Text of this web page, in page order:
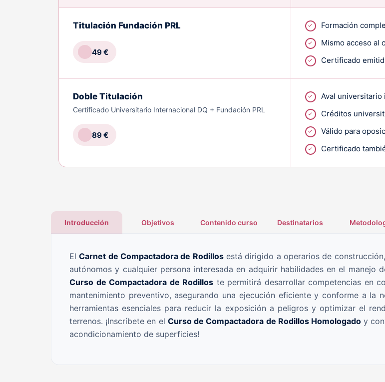
Titulación Fundación PRL
49 €
Formación
Mismo acceso al
Certificado
Doble Titulación
Certificado Universitario Internacional DQ + Fundación PRL
89 €
Aval universitario
Créditos
Válido para
Certificado
Introducción Objetivos Contenido curso Destinatarios
ElCarnet de Compactadora de Rodillosestá dirigido a operarios de
autónomos y cualquier persona interesada en adquirir habilidades en el
Curso de Compactadora de Rodillos te permitirá desarrollar competencias en
mantenimiento preventivo, asegurando una ejecución eficiente y conforme a la
herramientas esenciales para reducir la exposición a peligros y optimizar el
terrenos. ¡Inscríbete en el Curso de Compactadora de Rodillos Homologado y
acondicionamiento de superficies!